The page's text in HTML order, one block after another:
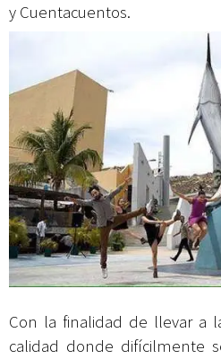
y Cuentacuentos.
Con la finalidad de llevar a
calidad donde difícilmente